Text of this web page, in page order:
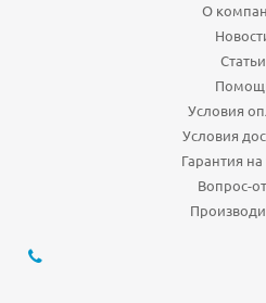
О
Статьи
Условия
Условия
Гарантия на
Вопрос-